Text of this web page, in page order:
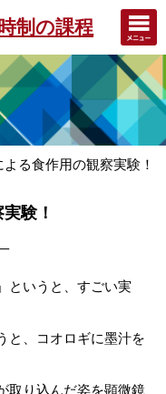
制の課程
る食作用の観察実験！
験！
というと、すごい実
と、コオロギに墨汁を
取り込んだ姿を顕微鏡